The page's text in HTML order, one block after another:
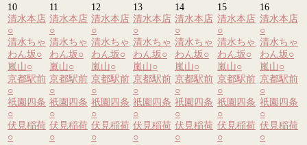
10
清水本店
○
清水ちゃ
わん坂○
嵐山○
京都駅前
○
祇園四条
○
伏見稲荷
○
11
清水本店
○
清水ちゃ
わん坂○
嵐山○
京都駅前
○
祇園四条
○
伏見稲荷
○
12
清水本店
○
清水ちゃ
わん坂○
嵐山○
京都駅前
○
祇園四条
○
伏見稲荷
○
13
清水本店
○
清水ちゃ
わん坂○
嵐山○
京都駅前
○
祇園四条
○
伏見稲荷
○
14
清水本店
○
清水ちゃ
わん坂○
嵐山○
京都駅前
○
祇園四条
○
伏見稲荷
○
15
清水本店
○
清水ちゃ
わん坂○
嵐山○
京都駅前
○
祇園四条
○
伏見稲荷
○
16
清水本店
○
清水ちゃ
わん坂○
嵐山○
京都駅前
○
祇園四条
○
伏見稲荷
○